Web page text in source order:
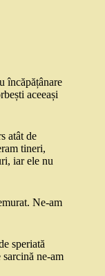
încăpățânare
aceeași
atât de
tineri,
iar ele nu
Ne-am
speriată
ne-am